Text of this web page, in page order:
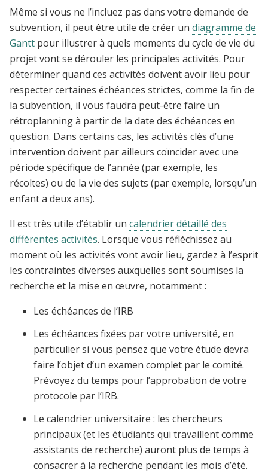
Même si vous ne l’incluez pas dans votre demande de
subvention, il peut être utile de créer un diagramme de
Gantt pour illustrer à quels moments du cycle de vie du
projet vont se dérouler les principales activités. Pour
déterminer quand ces activités doivent avoir lieu pour
respecter certaines échéances strictes, comme la fin de
la subvention, il vous faudra peut-être faire un
rétroplanning à partir de la date des échéances en
question. Dans certains cas, les activités clés d’une
intervention doivent par ailleurs coïncider avec une
période spécifique de l’année (par exemple, les
récoltes) ou de la vie des sujets (par exemple, lorsqu’un
enfant a deux ans).
Il est très utile d’établir un calendrier détaillé des
différentes activités. Lorsque vous réfléchissez au
moment où les activités vont avoir lieu, gardez à l’esprit
les contraintes diverses auxquelles sont soumises la
recherche et la mise en œuvre, notamment :
Les échéances de l’IRB
Les échéances fixées par votre université, en
particulier si vous pensez que votre étude devra
faire l’objet d’un examen complet par le comité.
Prévoyez du temps pour l’approbation de votre
protocole par l’IRB.
Le calendrier universitaire : les chercheurs
principaux (et les étudiants qui travaillent comme
assistants de recherche) auront plus de temps à
consacrer à la recherche pendant les mois d’été.